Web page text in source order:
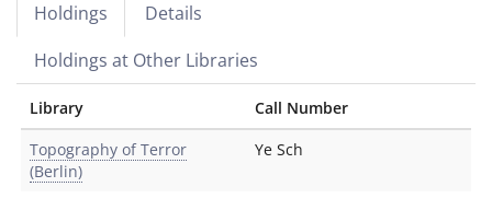
Holdings
Details
Holdings at Other Libraries
Library
Call Number
Topography of Terror
(Berlin)
Ye Sch